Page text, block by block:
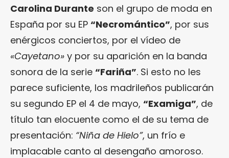
Carolina Durante son el grupo de moda en
España por su EP “Necromántico”, por sus
enérgicos conciertos, por el vídeo de
«Cayetano» y por su aparición en la banda
sonora de la serie “Fariña”. Si esto no les
parece suficiente, los madrileños publicarán
su segundo EP el 4 de mayo, “Examiga”, de
título tan elocuente como el de su tema de
presentación: “Niña de Hielo”, un frío e
implacable canto al desengaño amoroso.